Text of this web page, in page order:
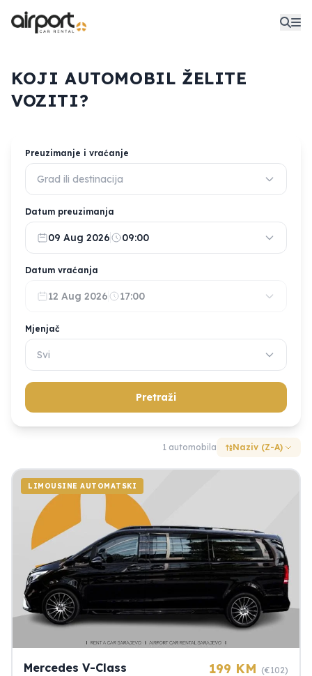
KOJI AUTOMOBIL ŽELITE
VOZITI?
Preuzimanje i vraćanje
Grad ili destinacija
Datum preuzimanja
09 Aug 2026 09:00
Datum vraćanja
12 Aug 2026 17:00
Mjenjač
Svi
Pretraži
1 automobila Naziv (Z-A)
LIMOUSINE AUTOMATSKI
Mercedes V-Class 199 KM (€102)